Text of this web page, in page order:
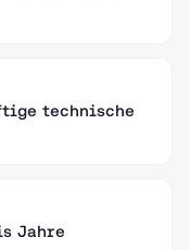
technische
Jahre